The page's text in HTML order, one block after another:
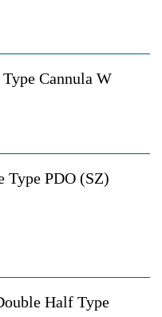
Cannula W
Type PDO (SZ)
Half Type